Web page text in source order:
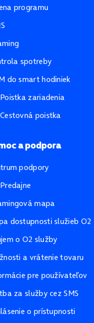
programu
spotreby
do smart hodiniek
zariadenia
poistka
a podpora
podpory
mapa
dostupnosti služieb O2
o O2 služby
a vrátenie tovaru
pre používateľov
za služby cez SMS
o prístupnosti